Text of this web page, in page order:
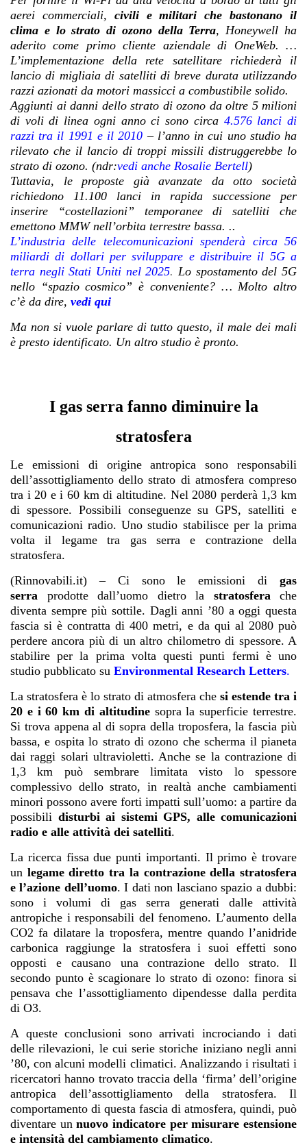
aerei commerciali, civili e militari che bastonano il
clima e lo strato di ozono della Terra, Honeywell ha
aderito come primo cliente aziendale di OneWeb. …
L’implementazione della rete satellitare richiederà il
lancio di migliaia di satelliti di breve durata utilizzando
razzi azionati da motori massicci a combustibile solido.
Aggiunti ai danni dello strato di ozono da oltre 5 milioni
di voli di linea ogni anno ci sono circa 4.576 lanci di
razzi tra il 1991 e il 2010 – l’anno in cui uno studio ha
rilevato che il lancio di troppi missili distruggerebbe lo
strato di ozono. (ndr:vedi anche Rosalie Bertell)
Tuttavia, le proposte già avanzate da otto società
richiedono 11.100 lanci in rapida successione per
inserire “costellazioni” temporanee di satelliti che
emettono MMW nell’orbita terrestre bassa. ..
L’industria delle telecomunicazioni spenderà circa 56
miliardi di dollari per sviluppare e distribuire il 5G a
terra negli Stati Uniti nel 2025. Lo spostamento del 5G
nello “spazio cosmico” è conveniente?… Molto altro
c’è da dire, vedi qui
Ma non si vuole parlare di tutto questo, il male dei mali
è presto identificato. Un altro studio è pronto.
I gas serra fanno diminuire la
stratosfera
Le emissioni di origine antropica sono responsabili
dell’assottigliamento dello strato di atmosfera compreso
tra i 20 e i 60 km di altitudine. Nel 2080 perderà 1,3 km
di spessore. Possibili conseguenze su GPS, satelliti e
comunicazioni radio.Uno studio stabilisce per la prima
volta il legame tra gas serra e contrazione della
stratosfera.
(Rinnovabili.it) – Ci sono le emissioni di
gas
serra prodotte dall’uomo dietro la stratosfera che
diventa sempre più sottile. Dagli anni ’80 a oggi questa
fascia si è contratta di 400 metri, e da qui al 2080 può
perdere ancora più di un altro chilometro di spessore. A
stabilire per la prima volta questi punti fermi è uno
studio pubblicato su Environmental Research Letters.
La stratosfera è lo strato di atmosfera che si estende tra i
20 e i 60 km di altitudine sopra la superficie terrestre.
Si trova appena al di sopra della troposfera, la fascia più
bassa, e ospita lo strato di ozono che scherma il pianeta
dai raggi solari ultravioletti. Anche se la contrazione di
1,3 km può sembrare limitata visto lo spessore
complessivo dello strato, in realtà anche cambiamenti
minori possono avere forti impatti sull’uomo: a partire da
possibili disturbi ai sistemi GPS, alle comunicazioni
radio e alle attività dei satelliti.
La ricerca fissa due punti importanti. Il primo è trovare
un legame diretto tra la contrazione della stratosfera
e l’azione dell’uomo. I dati non lasciano spazio a dubbi:
sono i volumi di gas serra generati dalle attività
antropiche i responsabili del fenomeno. L’aumento della
CO2 fa dilatare la troposfera, mentre quando l’anidride
carbonica raggiunge la stratosfera i suoi effetti sono
opposti e causano una contrazione dello strato. Il
secondo punto è scagionare lo strato di ozono: finora si
pensava che l’assottigliamento dipendesse dalla perdita
di O3.
A queste conclusioni sono arrivati incrociando i dati
delle rilevazioni, le cui serie storiche iniziano negli anni
’80, con alcuni modelli climatici. Analizzando i risultati i
ricercatori hanno trovato traccia della ‘firma’ dell’origine
antropica dell’assottigliamento della stratosfera. Il
comportamento di questa fascia di atmosfera, quindi, può
diventare unnuovo indicatore per misurare estensione
e intensità del cambiamento climatico.